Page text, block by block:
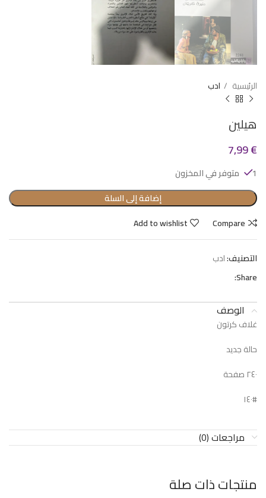
الرئيسية ادب
هيلين
7,99€
1 متوفر في المخزون
إضافة إلى السلة
Compare
Add to wishlist
التصنيف:ادب
Share:
الوصف
غلاف كرتون
حالة جديد
٢٤٠ صفحة
#١٤٠
مراجعات (0)
منتجات ذات صلة